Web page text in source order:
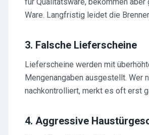
Ware. Langfristig leidet die
3. Falsche Lieferscheine
Lieferscheine werden mit
Mengenangaben ausgestellt. Wer
nachkontrolliert, merkt es oft erst
4. Aggressive